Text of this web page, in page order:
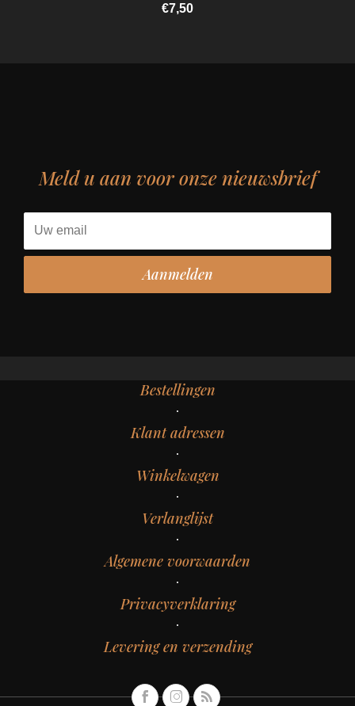
€7,50
Meld u aan voor onze nieuwsbrief
Bestellingen
Klant adressen
Winkelwagen
Verlanglijst
Algemene voorwaarden
Privacyverklaring
Levering en verzending